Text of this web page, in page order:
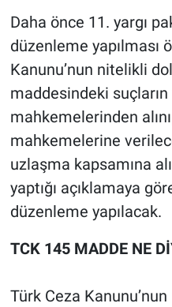
Daha önce 11. yargı
düzenleme yapılması
Kanunu’nun nitelikli
maddesindeki suçların
mahkemelerinden
mahkemelerine
uzlaşma kapsamına
yaptığı açıklamaya
düzenleme yapılacak.
TCK 145 MADDE NE
Türk Ceza